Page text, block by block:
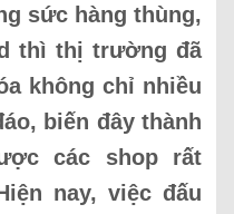
sức hàng thùng,
thì thị trường đã
không chỉ nhiều
biến đây thành
các shop rất
nay, việc đấu